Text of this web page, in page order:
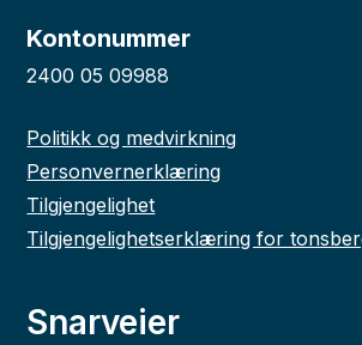
Kontonummer
2400 05 09988
Politikk og medvirkning
Personvernerklæring
Tilgjengelighet
Tilgjengelighetserklæring for
Snarveier